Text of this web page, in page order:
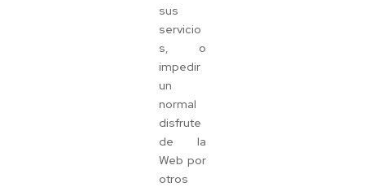
sus
servicio
s, o
impedir
un
normal
disfrute
de la
Web por
otros